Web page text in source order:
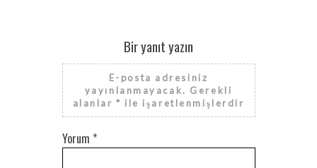
Bir yanıt yazın
E-posta adresiniz
yayınlanmayacak. Gerekli
alanlar* ile işaretlenmişlerdir
Yorum *